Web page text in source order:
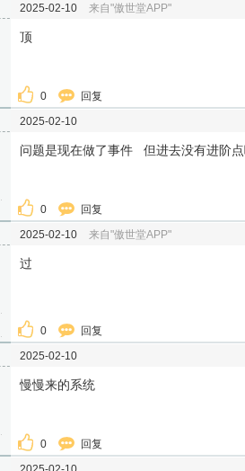
2025-02-10 来自"傲世堂APP"
顶
0 回复
2025-02-10
问题是现在做了事件 但进去没有进阶
0 回复
2025-02-10 来自"傲世堂APP"
过
0 回复
2025-02-10
慢慢来的系统
0 回复